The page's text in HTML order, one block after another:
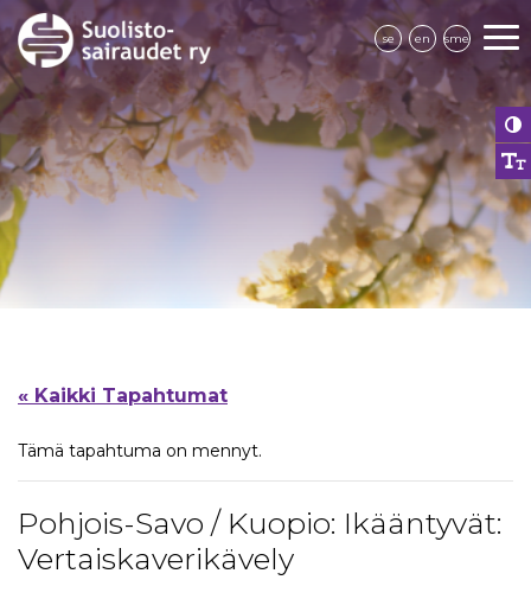
se en sme
« Kaikki Tapahtumat
Tämä tapahtuma on mennyt.
Pohjois-Savo / Kuopio: Ikääntyvät:
Vertaiskaverikävely